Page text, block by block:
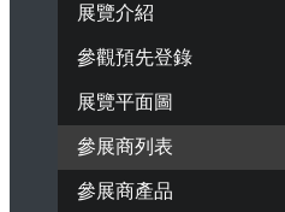
展覽介紹
參觀預先登錄
展覽平面圖
參展商列表
參展商產品